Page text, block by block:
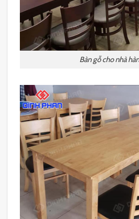
Bàn gỗ cho nhà